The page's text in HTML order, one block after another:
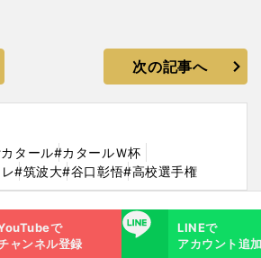
次の記事へ
タール#カタールＷ杯
#筑波大#谷口彰悟#高校選手権
で
ャンネル登録
LINE
LINEで
アカウント追加